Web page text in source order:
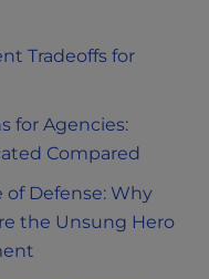
Tradeoffs for
for Agencies:
Compared
of Defense: Why
the Unsung Hero